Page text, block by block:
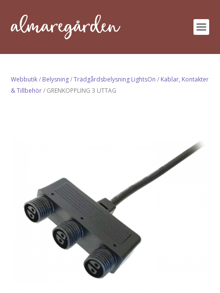
Webbutik/ Belysning/Trädgårdsbelysning LightsOn / Kablar, Kontakter
& Tillbehör/ GRENKOPPLING 3 UTTAG